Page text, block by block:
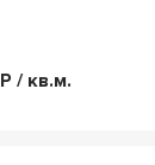
Р / кв.м.